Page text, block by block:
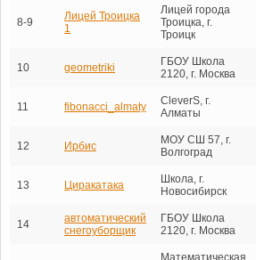
8-9
Лицей Троицка
1
Лицей города
Троицка, г.
Троицк
10 geometriki
ГБОУ Школа
2120, г. Москва
11 fibonacci_almaty
CleverS, г.
Алматы
12 Ирбис
МОУ СШ 57, г.
Волгоград
13 Циракатака
Школа, г.
Новосибирск
14
автоматический
снегоуборщик
ГБОУ Школа
2120, г. Москва
Математическая